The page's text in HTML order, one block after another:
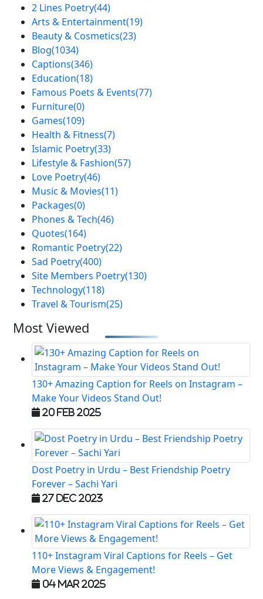
2 Lines Poetry(44)
Arts & Entertainment(19)
Beauty & Cosmetics(23)
Blog(1034)
Captions(346)
Education(18)
Famous Poets & Events(77)
Furniture(0)
Games(109)
Health & Fitness(7)
Islamic Poetry(33)
Lifestyle & Fashion(57)
Love Poetry(46)
Music & Movies(11)
Packages(0)
Phones & Tech(46)
Quotes(164)
Romantic Poetry(22)
Sad Poetry(400)
Site Members Poetry(130)
Technology(118)
Travel & Tourism(25)
Most Viewed
130+ Amazing Caption for Reels on Instagram –
Make Your Videos Stand Out!
20 Feb 2025
Dost Poetry in Urdu – Best Friendship Poetry
Forever – Sachi Yari
27 Dec 2023
110+ Instagram Viral Captions for Reels – Get
More Views & Engagement!
04 Mar 2025